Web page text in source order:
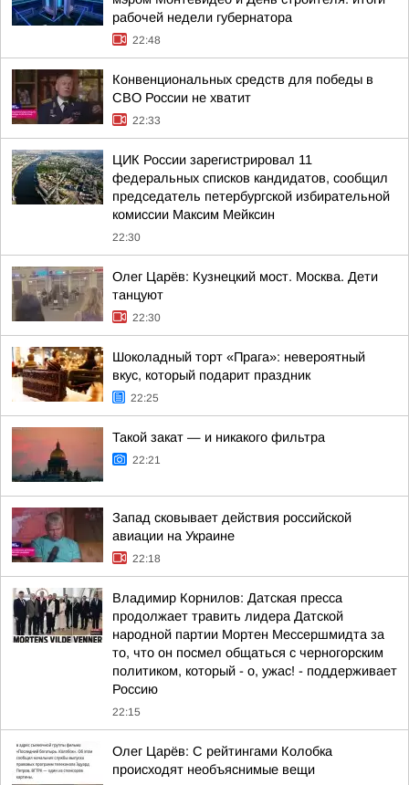
рабочей недели губернатора
22:48
Конвенциональных средств для победы в
СВО России не хватит
22:33
ЦИК России зарегистрировал 11
федеральных списков кандидатов, сообщил
председатель петербургской избирательной
комиссии Максим Мейксин
22:30
Олег Царёв: Кузнецкий мост. Москва. Дети
танцуют
22:30
Шоколадный торт «Прага»: невероятный
вкус, который подарит праздник
22:25
Такой закат — и никакого фильтра
22:21
Запад сковывает действия российской
авиации на Украине
22:18
Владимир Корнилов: Датская пресса
продолжает травить лидера Датской
народной партии Мортен Мессершмидта за
то, что он посмел общаться с черногорским
политиком, который - о, ужас! - поддерживает
Россию
22:15
Олег Царёв: С рейтингами Колобка
происходят необъяснимые вещи